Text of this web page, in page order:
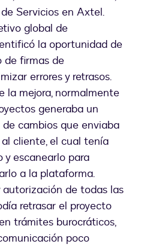
Servicios en Axtel.
global de
la oportunidad de
de firmas de
errores y retrasos.
la mejora, normalmente
generaba un
cambios que enviaba
cliente, el cual tenía
y escanearlo para
a la plataforma.
autorización de todas las
retrasar el proyecto
trámites burocráticos,
poco